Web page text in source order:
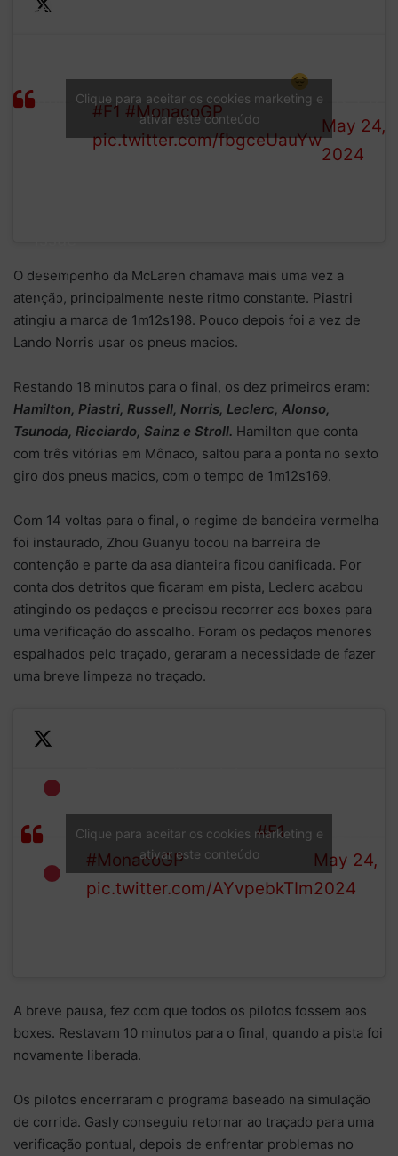
the
while
car
out on track this session
#F1 #MonacoGP
pic.twitter.com/fbgceUauYw
1 (@F1)
May 24,
2024
Clique para aceitar os cookies marketing e
ativar este conteúdo
O desempenho da McLaren chamava mais uma vez a
atenção, principalmente neste ritmo constante. Piastri
atingiu a marca de 1m12s198. Pouco depois foi a vez de
Lando Norris usar os pneus macios.
Restando 18 minutos para o final, os dez primeiros eram:
Hamilton, Piastri, Russell, Norris, Leclerc, Alonso,
Tsunoda, Ricciardo, Sainz e Stroll. Hamilton que conta
com três vitórias em Mônaco, saltou para a ponta no sexto
giro dos pneus macios, com o tempo de 1m12s169.
Com 14 voltas para o final, o regime de bandeira vermelha
foi instaurado, Zhou Guanyu tocou na barreira de
contenção e parte da asa dianteira ficou danificada. Por
conta dos detritos que ficaram em pista, Leclerc acabou
atingindo os pedaços e precisou recorrer aos boxes para
uma verificação do assoalho. Foram os pedaços menores
espalhados pelo traçado, geraram a necessidade de fazer
uma breve limpeza no traçado.
RED
FLAG
debris onto the track#F1
#MonacoGP
pic.twitter.com/AYvpebkTIm
1 (@F1)
May 24,
2024
Clique para aceitar os cookies marketing e
ativar este conteúdo
A breve pausa, fez com que todos os pilotos fossem aos
boxes. Restavam 10 minutos para o final, quando a pista foi
novamente liberada.
Os pilotos encerraram o programa baseado na simulação
de corrida. Gasly conseguiu retornar ao traçado para uma
verificação pontual, depois de enfrentar problemas no